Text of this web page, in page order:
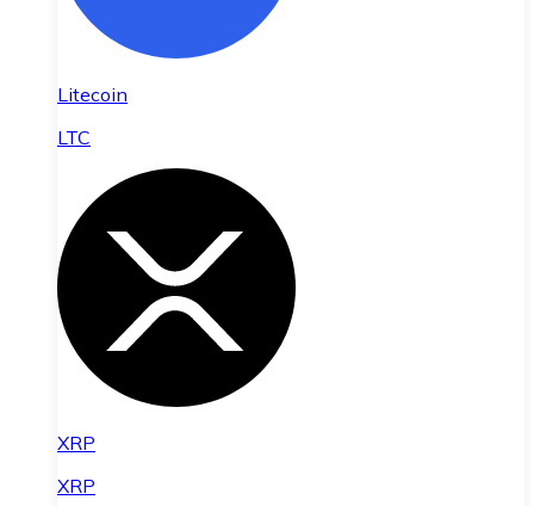
Litecoin
LTC
XRP
XRP